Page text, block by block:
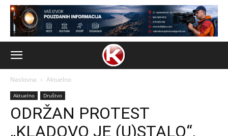
Naslovna Aktuelno
Aktuelno Društvo
ODRŽAN PROTEST
„KLADOVO JE (U)STALO“,